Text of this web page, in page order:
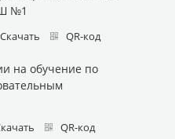
№1
Скачать QR-код
на обучение по
QR-код